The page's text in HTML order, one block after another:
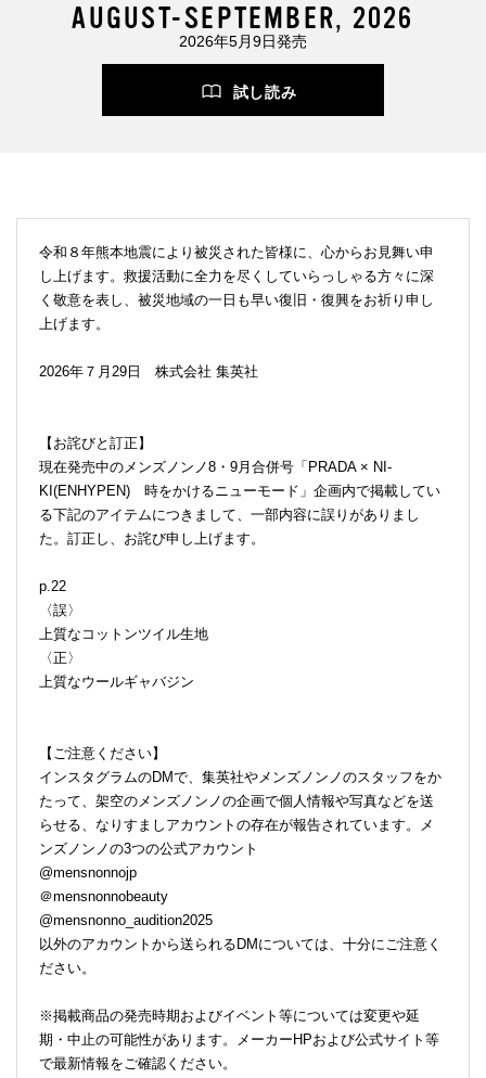
AUGUST-SEPTEMBER, 2026
2026年5月9日発売
試し読み
令和８年熊本地震により被災された皆様に、心からお見舞い申
し上げます。救援活動に全力を尽くしていらっしゃる方々に深
く敬意を表し、被災地域の一日も早い復旧・復興をお祈り申し
上げます。
2026年７月29日 株式会社 集英社
【お詫びと訂正】
現在発売中のメンズノンノ8・9月合併号「PRADA × NI-
KI(ENHYPEN) 時をかけるニューモード」企画内で掲載してい
る下記のアイテムにつきまして、一部内容に誤りがありまし
た。訂正し、お詫び申し上げます。
p.22
〈誤〉
上質なコットンツイル生地
〈正〉
上質なウールギャバジン
【ご注意ください】
インスタグラムのDMで、集英社やメンズノンノのスタッフをか
たって、架空のメンズノンノの企画で個人情報や写真などを送
らせる、なりすましアカウントの存在が報告されています。メ
ンズノンノの3つの公式アカウント
@mensnonnojp
＠mensnonnobeauty
@mensnonno_audition2025
以外のアカウントから送られるDMについては、十分にご注意く
ださい。
※掲載商品の発売時期およびイベント等については変更や延
期・中止の可能性があります。メーカーHPおよび公式サイト等
で最新情報をご確認ください。